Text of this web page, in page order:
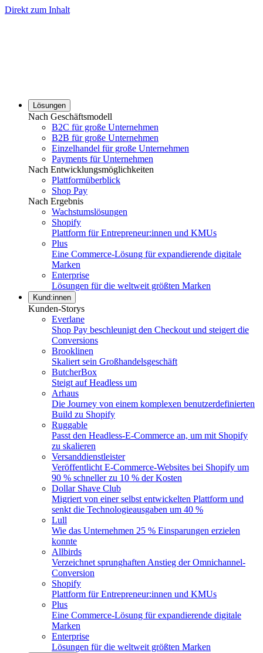
Direkt zum Inhalt
Lösungen
Nach Geschäftsmodell
B2C für große Unternehmen
B2B für große Unternehmen
Einzelhandel für große Unternehmen
Payments für Unternehmen
Nach Entwicklungsmöglichkeiten
Plattformüberblick
Shop Pay
Nach Ergebnis
Wachstumslösungen
Shopify
Plattform für Entrepreneur:innen und KMUs
Plus
Eine Commerce-Lösung für expandierende digitale
Marken
Enterprise
Lösungen für die weltweit größten Marken
Kund:innen
Kunden-Storys
Everlane
Shop Pay beschleunigt den Checkout und steigert die
Conversions
Brooklinen
Skaliert sein Großhandelsgeschäft
ButcherBox
Steigt auf Headless um
Arhaus
Die Journey von einem komplexen benutzerdefinierten
Build zu Shopify
Ruggable
Passt den Headless-E-Commerce an, um mit Shopify
zu skalieren
Versanddienstleister
Veröffentlicht E-Commerce-Websites bei Shopify um
90 % schneller zu 10 % der Kosten
Dollar Shave Club
Migriert von einer selbst entwickelten Plattform und
senkt die Technologieausgaben um 40 %
Lull
Wie das Unternehmen 25 % Einsparungen erzielen
konnte
Allbirds
Verzeichnet sprunghaften Anstieg der Omnichannel-
Conversion
Shopify
Plattform für Entrepreneur:innen und KMUs
Plus
Eine Commerce-Lösung für expandierende digitale
Marken
Enterprise
Lösungen für die weltweit größten Marken